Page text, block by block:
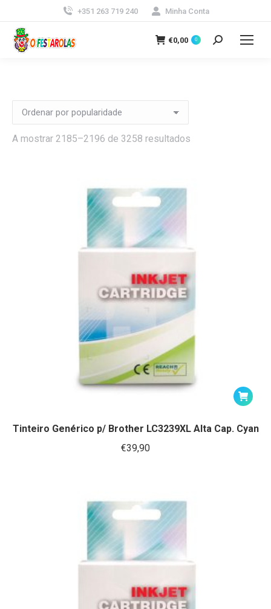
+351 263 719 240 Minha Conta
€0,00 0 Search:
A mostrar 2185–2196 de 3258 resultados
Tinteiro Genérico p/ Brother LC3239XL Alta Cap. Cyan
€39,90